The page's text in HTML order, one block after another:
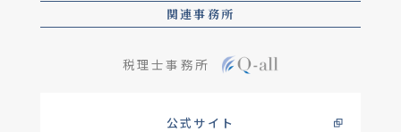
関連事務所
税理士事務所
公式サイト